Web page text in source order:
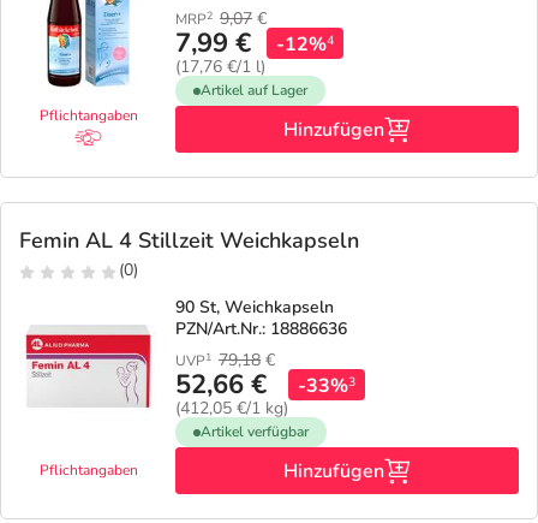
Pflichtangaben
MRP2 9,07 €
7,99 €
(17,76 €/1 l)
-12%4
Artikel auf Lager
Hinzufügen
Femin AL 4 Stillzeit Weichkapseln
(0)
Pflichtangaben
90 St, Weichkapseln
PZN/Art.Nr.: 18886636
UVP1 79,18 €
52,66 €
(412,05 €/1 kg)
-33%3
Artikel verfügbar
Hinzufügen